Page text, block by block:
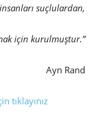
suçlulardan,
için kurulmuştur.”
Ayn Rand
tıklayınız